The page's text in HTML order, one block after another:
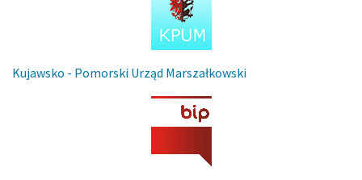
Kujawsko - Pomorski Urząd Marszałkowski